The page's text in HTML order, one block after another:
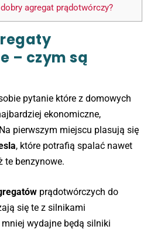
agregat prądotwórczy?
– czym są
pytanie które z domowych
ekonomiczne,
pierwszym miejscu plasują się
, które potrafią spalać nawet
te benzynowe.
prądotwórczych do
się te z silnikami
wydajne będą silniki